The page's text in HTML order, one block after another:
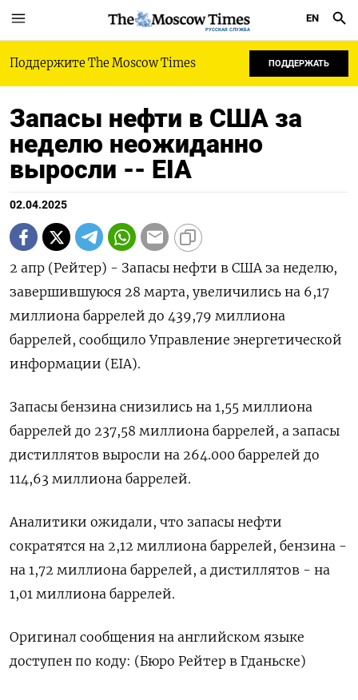
РУССКАЯ СЛУЖБА
EN
Поддержите The Moscow Times ПОДДЕРЖАТЬ
Запасы нефти в США за
неделю неожиданно
выросли -- EIA
02.04.2025
2 апр (Рейтер) - Запасы нефти в США за неделю,
завершившуюся 28 марта, увеличились на 6,17
миллиона баррелей до 439,79 миллиона
баррелей, сообщило Управление энергетической
информации (EIA).
Запасы бензина снизились на 1,55 миллиона
баррелей до 237,58 миллиона баррелей, а запасы
дистиллятов выросли на 264.000 баррелей до
114,63 миллиона баррелей.
Аналитики ожидали, что запасы нефти
сократятся на 2,12 миллиона баррелей, бензина -
на 1,72 миллиона баррелей, а дистиллятов - на
1,01 миллиона баррелей.
Оригинал сообщения на английском языке
доступен по коду: (Бюро Рейтер в Гданьске)